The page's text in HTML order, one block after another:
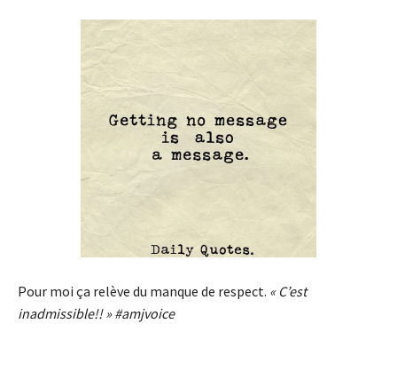
Pour moi ça relève du manque de respect. « C’est
inadmissible!! » #amjvoice